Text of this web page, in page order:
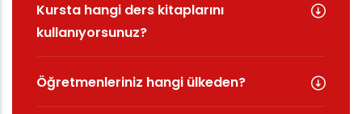
Kursta hangi ders kitaplarını
kullanıyorsunuz?
Öğretmenleriniz hangi ülkeden?